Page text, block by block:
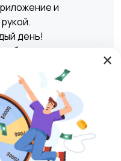
и
день!
жилье,
любых
время.
×